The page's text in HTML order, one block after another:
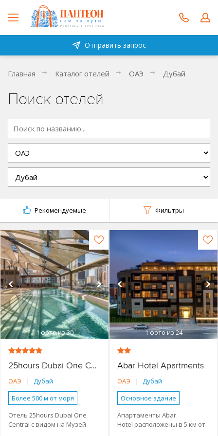
Отправить запрос
Главная Каталог отелей ОАЭ Дубай
Поиск отелей
Рекомендуемые Фильтры
1фото из 30
25hours Dubai One Central
ОАЭ
Дубай
Более 500 м от моря
Наличие туристической
инфраструктуры рядом
Отель 25hours Dubai One
Central c видом на Музей
1фото из 24
Abar Hotel Apartments
ОАЭ
Дубай
Основное здание
Апартаменты
Семейные номера
Апартаменты Abar
Hotel расположены в 5 км от